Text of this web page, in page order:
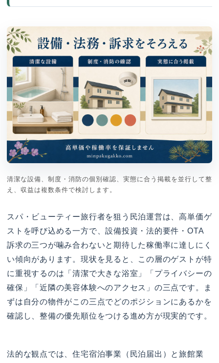
清潔な設備、制度・消防の個別確認、実態に合う掲載を並行して整
え、収益は複数条件で検討します。
スパ・ビューティー旅行者を狙う民泊運営は、高単価ゲ
ストを呼び込める一方で、設備投資・法的要件・OTA
訴求の三つが噛み合わないと期待した稼働率に達しにく
い傾向があります。現状を見ると、この層のゲストが特
に重視するのは「清潔で大きな浴室」「プライバシーの
確保」「近隣の美容体験へのアクセス」の三点です。ま
ずは自分の物件がこの三点でどのポジションにあるかを
確認し、整備の優先順位をつける進め方が現実的です。
法的な観点では、住宅宿泊事業（民泊届出）と旅館業